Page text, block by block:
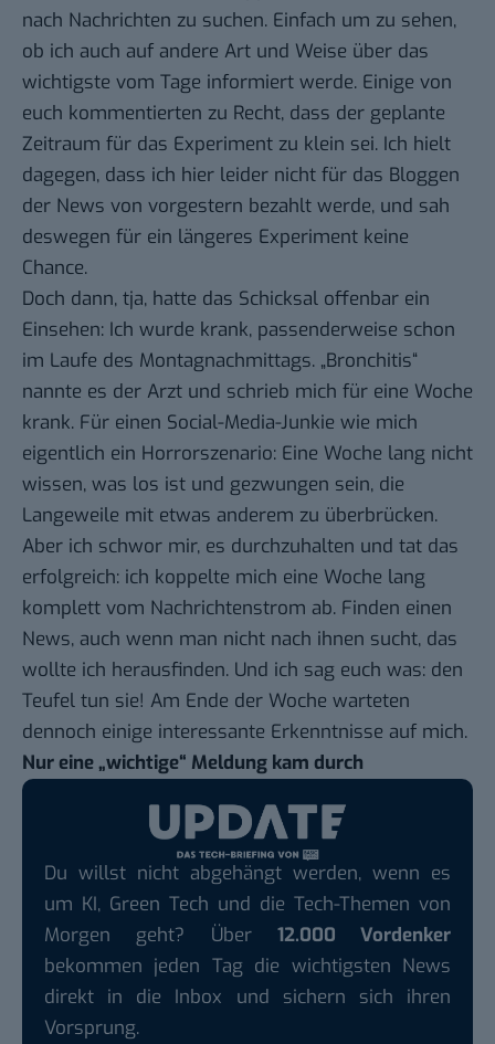
nach Nachrichten zu suchen. Einfach um zu sehen,
ob ich auch auf andere Art und Weise über das
wichtigste vom Tage informiert werde. Einige von
euch kommentierten zu Recht, dass der geplante
Zeitraum für das Experiment zu klein sei. Ich hielt
dagegen, dass ich hier leider nicht für das Bloggen
der News von vorgestern bezahlt werde, und sah
deswegen für ein längeres Experiment keine
Chance.
Doch dann, tja, hatte das Schicksal offenbar ein
Einsehen: Ich wurde krank, passenderweise schon
im Laufe des Montagnachmittags. „Bronchitis“
nannte es der Arzt und schrieb mich für eine Woche
krank. Für einen Social-Media-Junkie wie mich
eigentlich ein Horrorszenario: Eine Woche lang nicht
wissen, was los ist und gezwungen sein, die
Langeweile mit etwas anderem zu überbrücken.
Aber ich schwor mir, es durchzuhalten und tat das
erfolgreich: ich koppelte mich eine Woche lang
komplett vom Nachrichtenstrom ab. Finden einen
News, auch wenn man nicht nach ihnen sucht, das
wollte ich herausfinden. Und ich sag euch was: den
Teufel tun sie! Am Ende der Woche warteten
dennoch einige interessante Erkenntnisse auf mich.
Nur eine „wichtige“ Meldung kam durch
Du willst nicht abgehängt werden, wenn es
um KI, Green Tech und die Tech-Themen von
Morgen geht? Über 12.000 Vordenker
bekommen jeden Tag die wichtigsten News
direkt in die Inbox und sichern sich ihren
Vorsprung.